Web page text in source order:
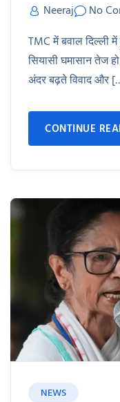
Neeraj
No
TMC में बवाल दिल्ली
सियासी घमासान तेज
अंदर बढ़ते विवाद और
CONTINUE
NEWS